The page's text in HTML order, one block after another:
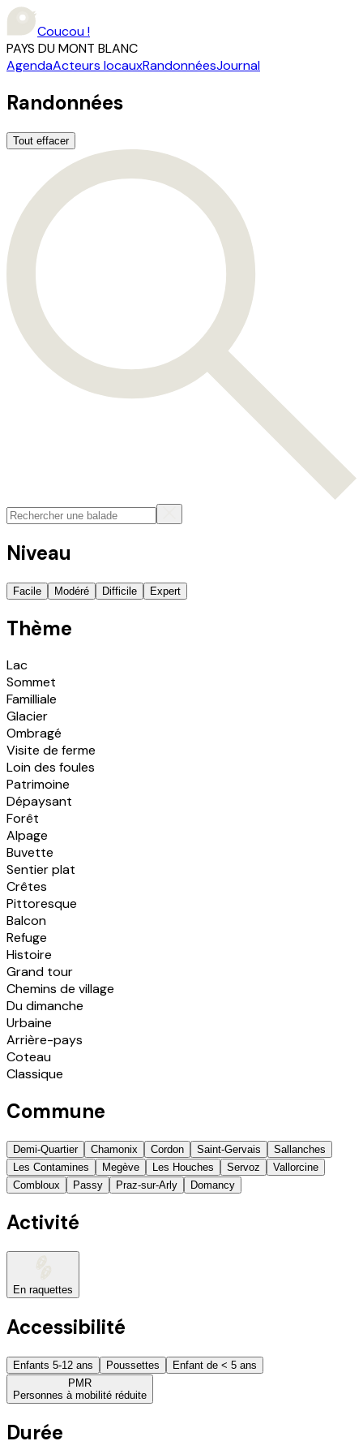
Coucou !
PAYS DU MONT BLANC
AgendaActeurs locauxRandonnéesJournal
Randonnées
Tout effacer
Niveau
Facile Modéré Difficile Expert
Thème
Lac
Sommet
Familliale
Glacier
Ombragé
Visite de ferme
Loin des foules
Patrimoine
Dépaysant
Forêt
Alpage
Buvette
Sentier plat
Crêtes
Pittoresque
Balcon
Refuge
Histoire
Grand tour
Chemins de village
Du dimanche
Urbaine
Arrière-pays
Coteau
Classique
Commune
Demi-Quartier Chamonix Cordon Saint-Gervais
Sallanches
Les Contamines
Megève Les Houches Servoz
Vallorcine
Combloux
Passy Praz-sur-Arly Domancy
Activité
En raquettes
Accessibilité
Enfants 5-12 ans Poussettes
Enfant de < 5 ans
PMR
Personnes à mobilité réduite
Durée